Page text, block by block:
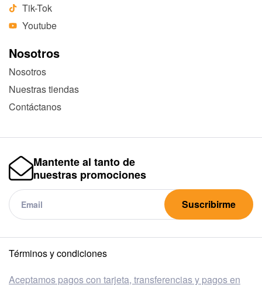
Tik-Tok
Youtube
Nosotros
Nosotros
Nuestras tiendas
Contáctanos
Mantente al tanto de
nuestras promociones
Suscribirme
Términos y condiciones
Aceptamos pagos con tarjeta, transferencias y pagos en